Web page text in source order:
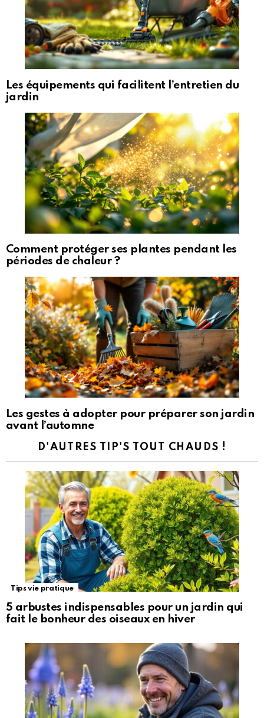
Les équipements qui facilitent l’entretien du
jardin
Comment protéger ses plantes pendant les
périodes de chaleur ?
Les gestes à adopter pour préparer son jardin
avant l’automne
D'AUTRES TIP'S TOUT CHAUDS !
Tips vie pratique
5 arbustes indispensables pour un jardin qui
fait le bonheur des oiseaux en hiver